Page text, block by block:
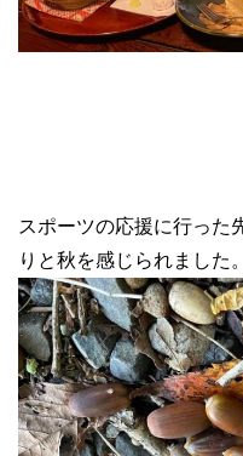
スポーツの応援に行った
りと秋を感じられました。